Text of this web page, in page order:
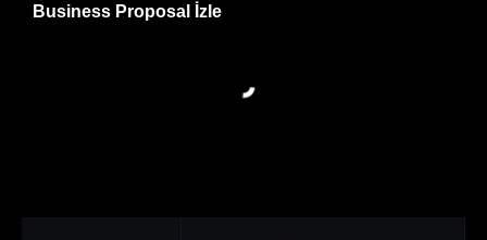
Business Proposal İzle